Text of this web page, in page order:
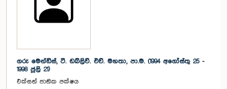
ගරු මෙන්ඩිස්, ටී. ඩබ්ලිව්. එච්. මහතා, පා.ම. (1994 අගෝස්තු 25 -
1998 ජූලි 21)
එක්සත් ජාතික පක්ෂය